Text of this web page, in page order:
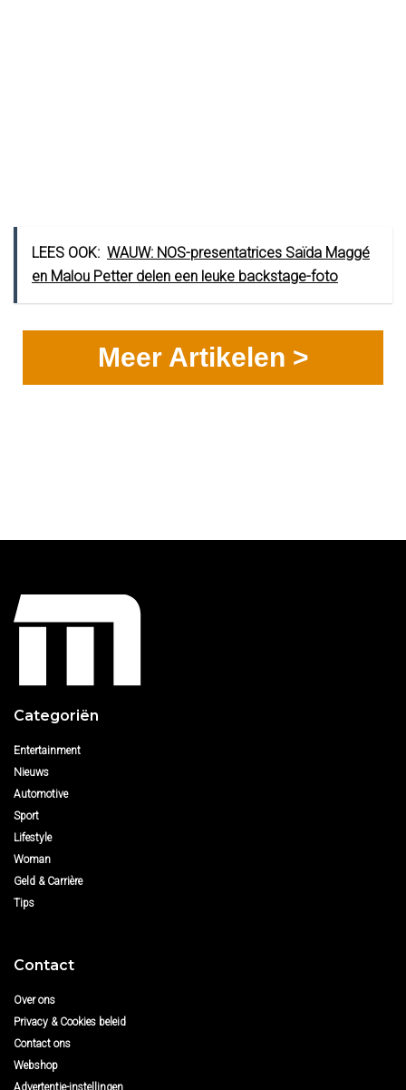
LEES OOK: WAUW: NOS-presentatrices Saïda Maggé
en Malou Petter delen een leuke backstage-foto
Meer Artikelen >
Categoriën
Entertainment
Nieuws
Automotive
Sport
Lifestyle
Woman
Geld & Carrière
Tips
Contact
Over ons
Privacy & Cookies beleid
Contact ons
Webshop
Advertentie-instellingen